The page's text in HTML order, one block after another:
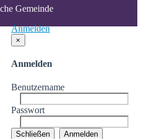
Gemeinde
Anmelden
×
Anmelden
Benutzername
Passwort
Schließen